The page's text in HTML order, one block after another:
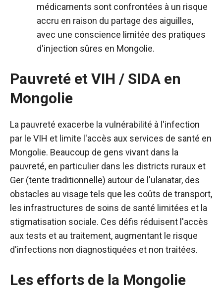
médicaments sont confrontées à un risque
accru en raison du partage des aiguilles,
avec une conscience limitée des pratiques
d'injection sûres en Mongolie.
Pauvreté et VIH / SIDA en
Mongolie
La pauvreté exacerbe la vulnérabilité à l'infection
par le VIH et limite l'accès aux services de santé en
Mongolie. Beaucoup de gens vivant dans la
pauvreté, en particulier dans les districts ruraux et
Ger (tente traditionnelle) autour de l'ulanatar, des
obstacles au visage tels que les coûts de transport,
les infrastructures de soins de santé limitées et la
stigmatisation sociale. Ces défis réduisent l'accès
aux tests et au traitement, augmentant le risque
d'infections non diagnostiquées et non traitées.
Les efforts de la Mongolie